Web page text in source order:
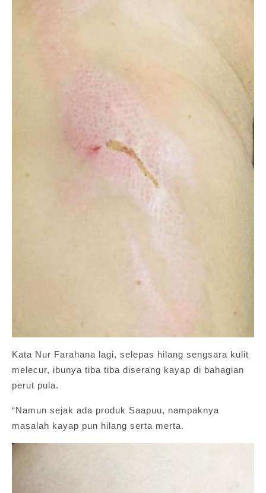
Kata Nur Farahana lagi, selepas hilang sengsara kulit
melecur, ibunya tiba tiba diserang kayap di bahagian
perut pula.
“Namun sejak ada produk Saapuu, nampaknya
masalah kayap pun hilang serta merta.